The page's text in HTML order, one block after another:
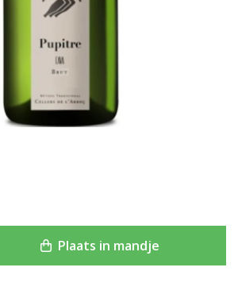
Plaats in mandje